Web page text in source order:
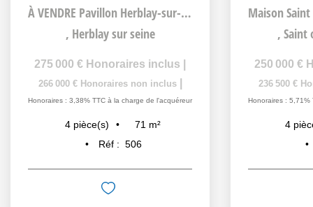
À VENDRE Pavillon Herblay-sur-Seine
, Herblay sur seine
275 000 € Honoraires inclus
266 000 € Honoraires non inclus
Honoraires : 3,38% TTC à la charge de l'acquéreur
4 pièce(s) 71 m²
Réf : 506
, Saint
250 000 €
236 500 €
Honoraires : 5,71%
4